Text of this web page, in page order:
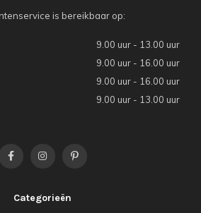
is bereikbaar op:
9.00 uur - 13.00 uur
9.00 uur - 16.00 uur
9.00 uur - 16.00 uur
9.00 uur - 13.00 uur
Categorieën